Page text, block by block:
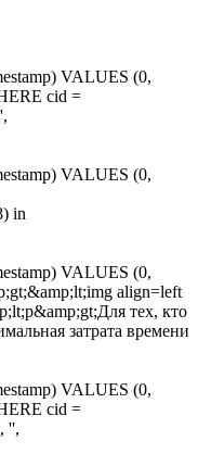
VALUES (0,
cid =
VALUES (0,
in
VALUES (0,
align=left
тех, кто
затрата времени
VALUES (0,
cid =
'',